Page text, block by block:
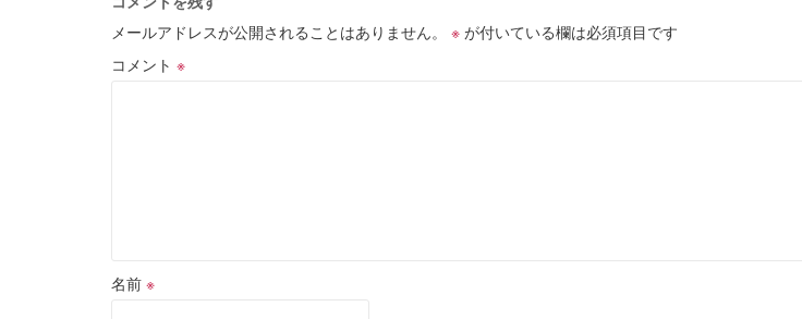
メールアドレスが公開されることはありません。
※ が付いている欄は必須項目です
コメント ※
名前 ※